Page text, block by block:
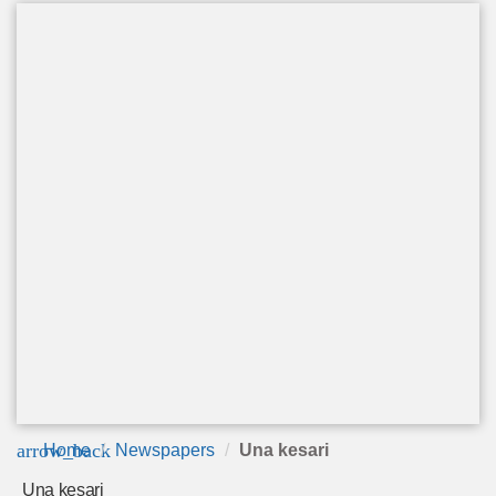
arrow_back
Home Newspapers Una kesari
Una kesari